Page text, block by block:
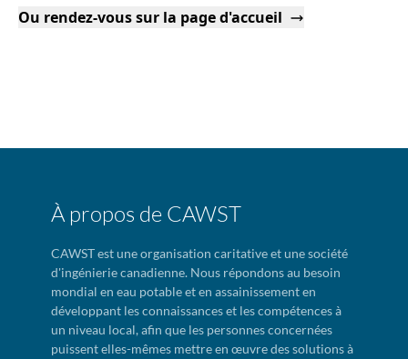
Ou rendez-vous sur la page d'accueil
À propos de CAWST
CAWST est une organisation caritative et une société
d'ingénierie canadienne. Nous répondons au besoin
mondial en eau potable et en assainissement en
développant les connaissances et les compétences à
un niveau local, afin que les personnes concernées
puissent elles-mêmes mettre en œuvre des solutions à